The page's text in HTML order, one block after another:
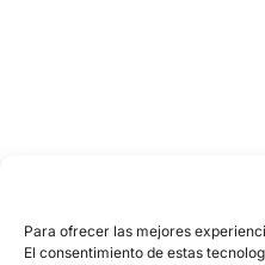
Para ofrecer las mejores
El consentimiento de estas